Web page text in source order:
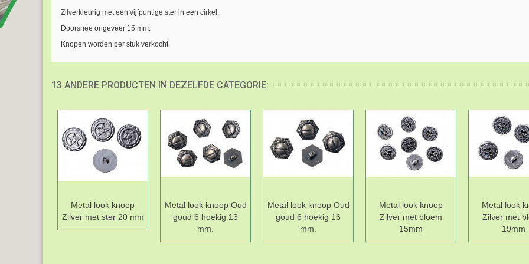
Zilverkleurig met een vijfpuntige ster in een cirkel.
Doorsnee ongeveer 15 mm.
Knopen worden per stuk verkocht.
13 ANDERE PRODUCTEN IN DEZELFDE CATEGORIE:
Metal look knoop
Zilver met ster 20 mm
Metal look knoop Oud
goud 6 hoekig 13
mm.
Metal look knoop Oud
goud 6 hoekig 16
mm.
Metal look knoop
Zilver met bloem
15mm
Metal look
Zilver met
19mm